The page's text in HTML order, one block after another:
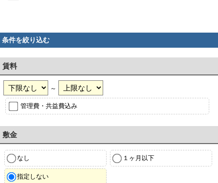
条件を絞り込む
賃料
～
管理費・共益費込み
敷金
なし １ヶ月以下
指定しない